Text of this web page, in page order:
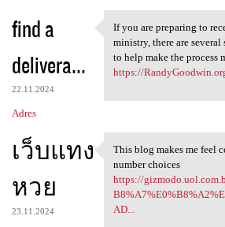
find a
delivera...
22.11.2024
Adres
If you are preparing
If you are preparing to
ministry, there are several
to help make the process
https://
เว็บแทง
หวย
23.11.2024
This blog makes me
This blog makes me feel
number choices
https://
AD...